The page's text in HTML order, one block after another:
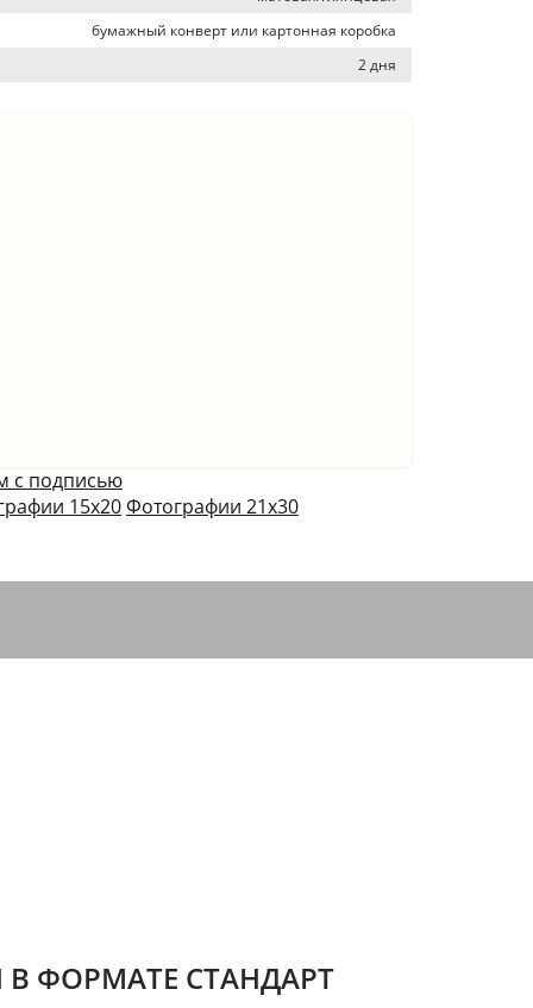
бумажный конверт или картонная коробка
2 дня
с подписью
15х20Фотографии 21х30
ФОРМАТЕ СТАНДАРТ